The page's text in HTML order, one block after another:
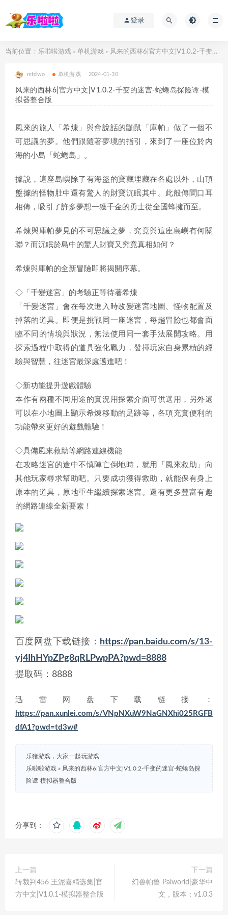
登录
当前位置： 乐啦啦游戏 > 单机游戏 > 风来的西林6|官方中文|V1.0.2-千变的迷宫-蛇蜷岛探险谭-模拟器整合版
mtdwo 单机游戏 2024-01-30
风来的西林6|官方中文|V1.0.2-千变的迷宫-蛇蜷岛探险谭-模
拟器整合版
風來的旅人「希煉」與會說話的鼬鼠「庫帕」做了一個不
可思議的夢。他們跟隨著夢境的指引，來到了一座位於內
海的小島「蛇蜷島」。
據說，這座島嶼除了有海盜的寶藏埋藏在各處以外，山頂
盤據的怪物肚中還有驚人的財寶沉眠其中。此般傳聞口耳
相傳，吸引了許多夢想一獲千金的勇士從全國蜂擁而至。
希煉與庫帕夢見的不可思議之夢，究竟與這座島嶼有何關
聯？而沉眠於島中的驚人財寶又究竟真相如何？
希煉與庫帕的全新冒險即將揭開序幕。
◇「千變迷宮」的考驗正等待著希煉
「千變迷宮」會在每次進入時改變迷宮地圖、怪物配置及
掉落的道具。即便是挑戰同一座迷宮，每趟冒險也都會面
臨不同的情境與狀況，無法使用同一套手法展開攻略。用
探索過程中取得的道具強化戰力，發揮玩家自身累積的經
驗與智慧，往迷宮最深處邁進吧！
◇新功能提升遊戲體驗
本作有兩種不同用途的實況用探索介面可供選用，另外還
可以在小地圖上顯示希煉移動的足跡等，各項充實便利的
功能帶來更好的遊戲體驗！
◇具備風來救助等網路連線機能
在攻略迷宮的途中不慎陣亡倒地時，就用「風來救助」向
其他玩家尋求幫助吧。只要成功獲得救助，就能保有身上
原本的道具，原地重生繼續探索迷宮。還有更多豐富有趣
的網路連線全新要素！
百度网盘下载链接：
https://pan.baidu.com/s/13-
yj4IhHYpZPg8qRLPwpPA?pwd=8888
提取码：8888
迅雷网盘下载链接：
https://pan.xunlei.com/s/VNpNXuW9NaGNXhi025RGFB
dfA1?pwd=td3w#
乐猪游戏，大家一起玩游戏
乐啦啦游戏 » 风来的西林6|官方中文|V1.0.2-千变的迷宫-蛇蜷岛探
险谭-模拟器整合版
分享到：
上一篇
转裁判456 王泥喜精选集|官
方中文|V1.0.1-模拟器整合版
下一篇
幻兽帕鲁 Palworld|豪华中
文，版本：v1.0.3